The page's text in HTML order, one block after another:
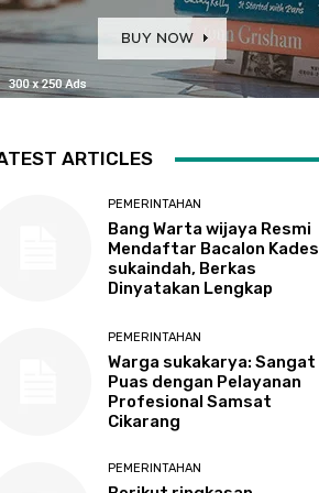
ARTICLES
PEMERINTAHAN
Bang Warta wijaya Resmi
Mendaftar Bacalon Kades
sukaindah, Berkas
Dinyatakan Lengkap
PEMERINTAHAN
Warga sukakarya: Sangat
Puas dengan Pelayanan
Profesional Samsat
Cikarang
PEMERINTAHAN